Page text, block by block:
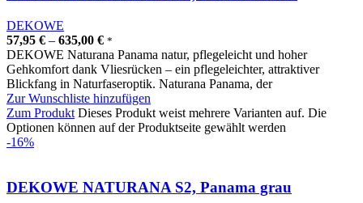
DEKOWE
57,95 € – 635,00 € *
DEKOWE Naturana Panama natur, pflegeleicht und hoher
Gehkomfort dank Vliesrücken – ein pflegeleichter, attraktiver
Blickfang in Naturfaseroptik. Naturana Panama, der
Zur Wunschliste hinzufügen
Zum Produkt Dieses Produkt weist mehrere Varianten auf. Die
Optionen können auf der Produktseite gewählt werden
-16%
DEKOWE NATURANA S2, Panama grau